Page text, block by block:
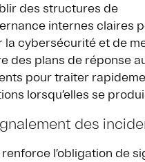
des structures de
internes claires
la cybersécurité et de
des plans de réponse
pour traiter
lorsqu’elles se
des
renforce l’obligation de